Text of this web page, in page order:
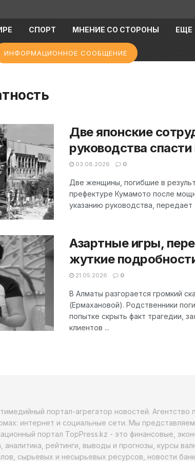
СПОРТ МНЕНИЕ СО СТОРОНЫ ЕЩЕ
ИНФОРМАЦИОННОЕ СООБЩЕНИЕ
Две японские
руководства
03.08.2026 0
Две женщины, погибшие в
префектуре Кумамото после
указанию руководства, передает
Азартные игры,
жуткие
21.05.2026 0
В Алматы разгорается громкий
(Ермахановой). Родственники
попытке скрыть факт трагедии,
клиентов ...
портал-агрегатор новостей.
интернет и социальные сети. Мы представляем
портал TopPress.kz - это финансовые,
аналитика, рейтинги, выводы и прогнозы, курсы
сырьевых и несырьевых ресурсов, новости